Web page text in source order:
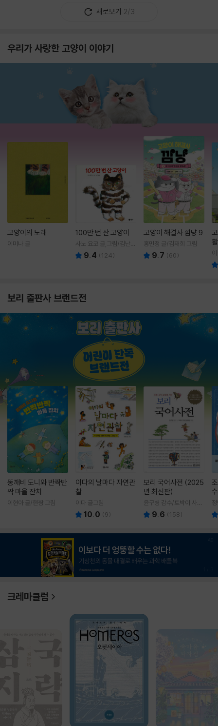
새로보기 2/3
우리가 사랑한 고양이 이야기
고양이의 노래
이미나 글
100만 번 산 고양이
사노 요코 글,그림/김난주
역 9.4 (124)
고양이 해결사 깜냥 9
홍민정 글/김재희 그림
9.7 (60)
보리 출판사 브랜드전
똥깨비 도니와 반짝반
짝 마을 잔치
이현아 글/핸짱 그림
이다의 날마다 자연관
찰
이다 글그림
10.0 (9)
보리 국어사전 (2025
년 최신판)
윤구병 감수/토박이 사전
편찬실 편
9.6 (158)
크레마클럽